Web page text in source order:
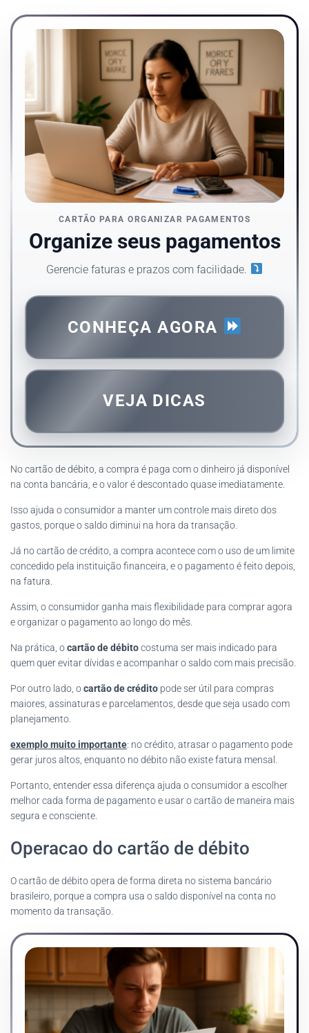
CARTÃO PARA ORGANIZAR PAGAMENTOS
Organize seus pagamentos
Gerencie faturas e prazos com facilidade.
CONHEÇA AGORA
VEJA DICAS
No cartão de débito, a compra é paga com o dinheiro já disponível
na conta bancária, e o valor é descontado quase imediatamente.
Isso ajuda o consumidor a manter um controle mais direto dos
gastos, porque o saldo diminui na hora da transação.
Já no cartão de crédito, a compra acontece com o uso de um limite
concedido pela instituição financeira, e o pagamento é feito depois,
na fatura.
Assim, o consumidor ganha mais flexibilidade para comprar agora
e organizar o pagamento ao longo do mês.
Na prática, ocartão de débitocostuma ser mais indicado para
quem quer evitar dívidas e acompanhar o saldo com mais precisão.
Por outro lado, ocartão de crédito pode ser útil para compras
maiores, assinaturas e parcelamentos, desde que seja usado com
planejamento.
exemplo muito importante: no crédito, atrasar o pagamento pode
gerar juros altos, enquanto no débito não existe fatura mensal.
Portanto, entender essa diferença ajuda o consumidor a escolher
melhor cada forma de pagamento e usar o cartão de maneira mais
segura e consciente.
Operacao do cartão de débito
O cartão de débito opera de forma direta no sistema bancário
brasileiro, porque a compra usa o saldo disponível na conta no
momento da transação.